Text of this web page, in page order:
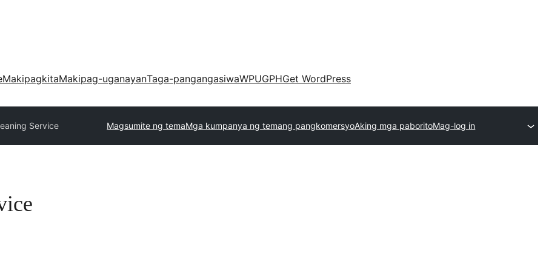
MakipagkitaMakipag-uganayanTaga-pangangasiwaWPUGPHGet WordPress
Service Magsumite ng temaMga kumpanya ng temang pangkomersyoAking mga paboritoMag-log in